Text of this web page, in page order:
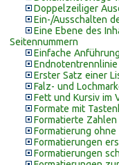
Doppelzeiliger
Ein-/Ausschalten
Eine Ebene des
Seitennummern
Einfache
Erster Satz einer
Falz- und
Fett und Kursiv im
Formate mit
Formatierte
Formatierung
Formatierungen
Formatierungen